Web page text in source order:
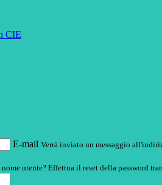
CIE
E-mail Verrà inviato un messaggio
utente? Effettua il reset della password